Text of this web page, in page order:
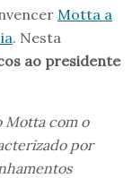
Motta a
. Nesta
ao presidente
Motta com o
por